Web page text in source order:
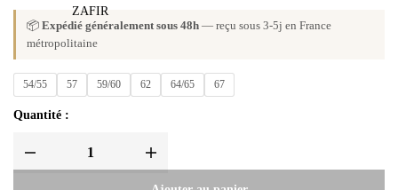
📦 Expédié généralement sous 48h — reçu sous 3-5j en France
métropolitaine
54/55 57 59/60 62 64/65 67
Quantité :